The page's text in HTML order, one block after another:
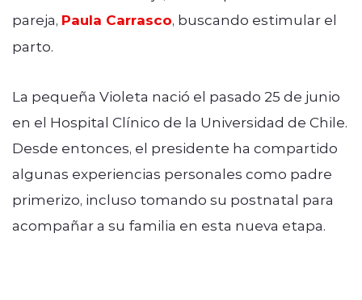
pareja, Paula Carrasco, buscando estimular el
parto.
La pequeña Violeta nació el pasado 25 de junio
en el Hospital Clínico de la Universidad de Chile.
Desde entonces, el presidente ha compartido
algunas experiencias personales como padre
primerizo, incluso tomando su postnatal para
acompañar a su familia en esta nueva etapa.